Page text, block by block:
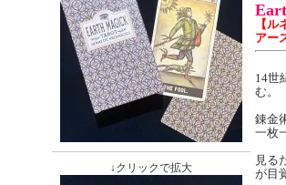
↓クリックで拡大
【
アー
14世
む。
錬金
一枚
見る
が目